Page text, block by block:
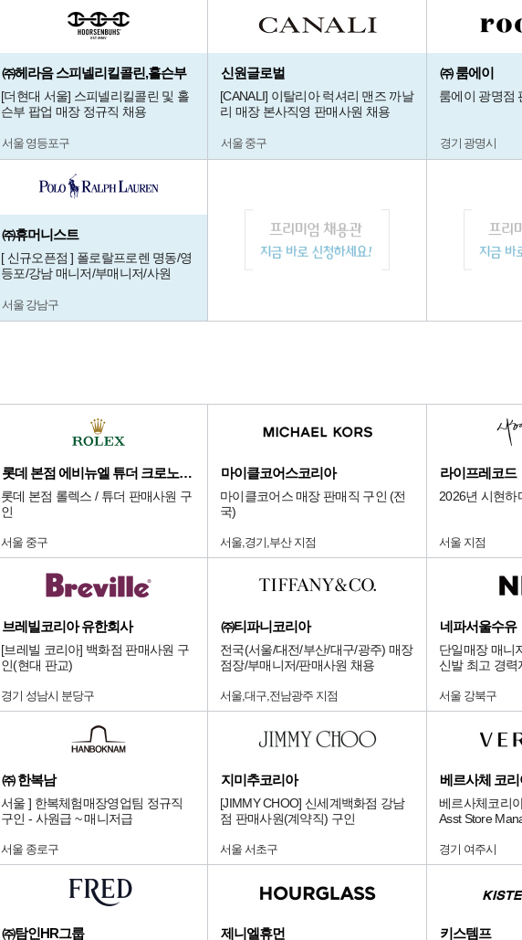
㈜헤라음 스피넬리킬콜린,홀슨부
[더현대 서울] 스피넬리킬콜린 및 홀
슨부 팝업 매장 정규직 채용
서울 영등포구
신원글로벌
[CANALI] 이탈리아 럭셔리 맨즈 까날
리 매장 본사직영 판매사원 채용
서울 중구
㈜ 룸에이
룸에이 광명점
경기 광명시
㈜휴머니스트
[ 신규오픈점 ] 폴로랄프로렌 명동/영
등포/강남 매니저/부매니저/사원
서울 강남구
롯데 본점 에비뉴엘 튜더 크로노다임
롯데 본점 롤렉스 / 튜더 판매사원 구
인
서울 중구
마이클코어스코리아
마이클코어스 매장 판매직 구인 (전
국)
서울,경기,부산 지점
라이프레코드
2026년 시현하
서울 지점
브레빌코리아 유한회사
[브레빌 코리아] 백화점 판매사원 구
인(현대 판교)
경기 성남시 분당구
㈜티파니코리아
전국(서울/대전/부산/대구/광주) 매장
점장/부매니저/판매사원 채용
서울,대구,전남광주 지점
네파서울수유
단일매장 매니
신발 최고 경
서울 강북구
㈜ 한복남
서울 ] 한복체험매장영업팀 정규직
구인 - 사원급 ~ 매니저급
서울 종로구
지미추코리아
[JIMMY CHOO] 신세계백화점 강남
점 판매사원(계약직) 구인
서울 서초구
베르사체 코리
베르사체코리
Asst Store
경기 여주시
㈜탐인HR그룹 제니엘휴먼 키스템프